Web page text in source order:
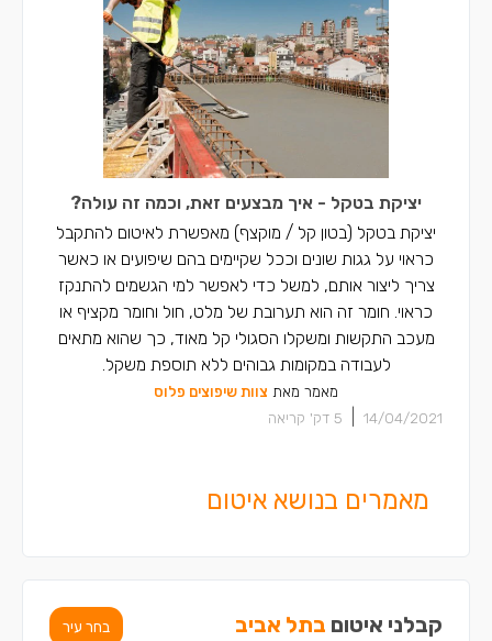
יציקת בטקל - איך מבצעים זאת, וכמה זה עולה?
יציקת בטקל (בטון קל / מוקצף) מאפשרת לאיטום להתקבל
כראוי על גגות שונים וככל שקיימים בהם שיפועים או כאשר
צריך ליצור אותם, למשל כדי לאפשר למי הגשמים להתנקז
כראוי. חומר זה הוא תערובת של מלט, חול וחומר מקציף או
מעכב התקשות ומשקלו הסגולי קל מאוד, כך שהוא מתאים
לעבודה במקומות גבוהים ללא תוספת משקל.
מאמר מאת צוות שיפוצים פלוס
14/04/2021
5 דק' קריאה
מאמרים בנושא איטום
קבלני איטום בתל אביב בחר עיר